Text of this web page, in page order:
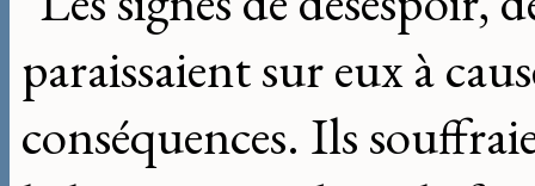
paraissaient sur eux à
conséquences. Ils